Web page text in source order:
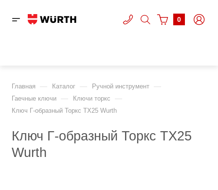
0
Главная — Каталог — Ручной инструмент —
Гаечные ключи — Ключи торкс —
Ключ Г-образный Торкс TX25 Wurth
Ключ Г-образный Торкс TX25
Wurth